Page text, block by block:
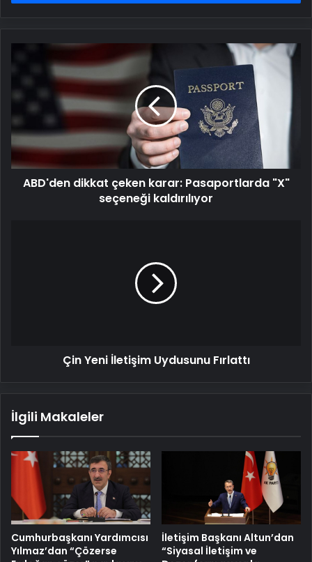
karar:
Pasaportlarda
seçeneği
kaldırılıyor
ABD'den dikkat çeken karar: Pasaportlarda "X"
seçeneği kaldırılıyor
Çin Yeni İletişim Uydusunu Fırlattı
İlgili Makaleler
Cumhurbaşkanı Yardımcısı
Yılmaz’dan “Çözerse
İletişim Başkanı Altun’dan
“Siyasal İletişim ve